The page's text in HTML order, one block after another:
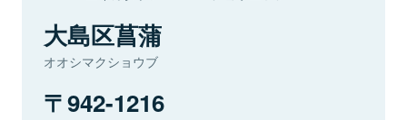
大島区菖蒲
オオシマクショウブ
942-1216